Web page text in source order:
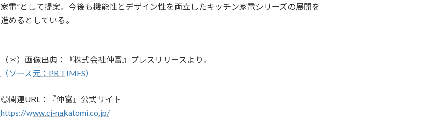
家電”として提案。今後も機能性とデザイン性を両立したキッチン家電シリーズの展開を
進めるとしている。
（＊）画像出典：『株式会社仲富』プレスリリースより。
（ソース元：PR TIMES）
◎関連URL：『仲富』公式サイト
https://www.cj-nakatomi.co.jp/